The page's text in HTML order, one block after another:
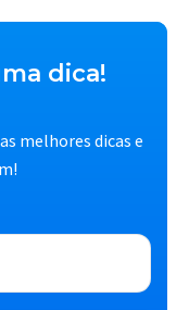
dica!
melhores dicas e